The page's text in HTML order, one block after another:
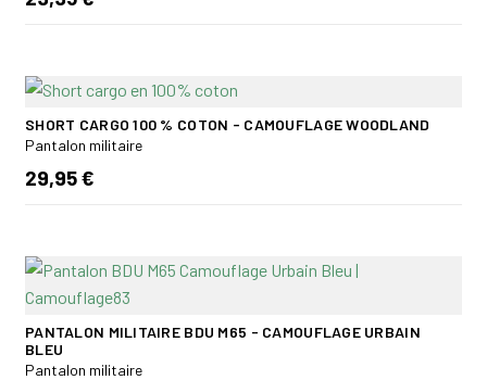
SHORT CARGO 100 % COTON - CAMOUFLAGE WOODLAND
Pantalon militaire
29,95 €
PANTALON MILITAIRE BDU M65 - CAMOUFLAGE URBAIN
BLEU
Pantalon militaire